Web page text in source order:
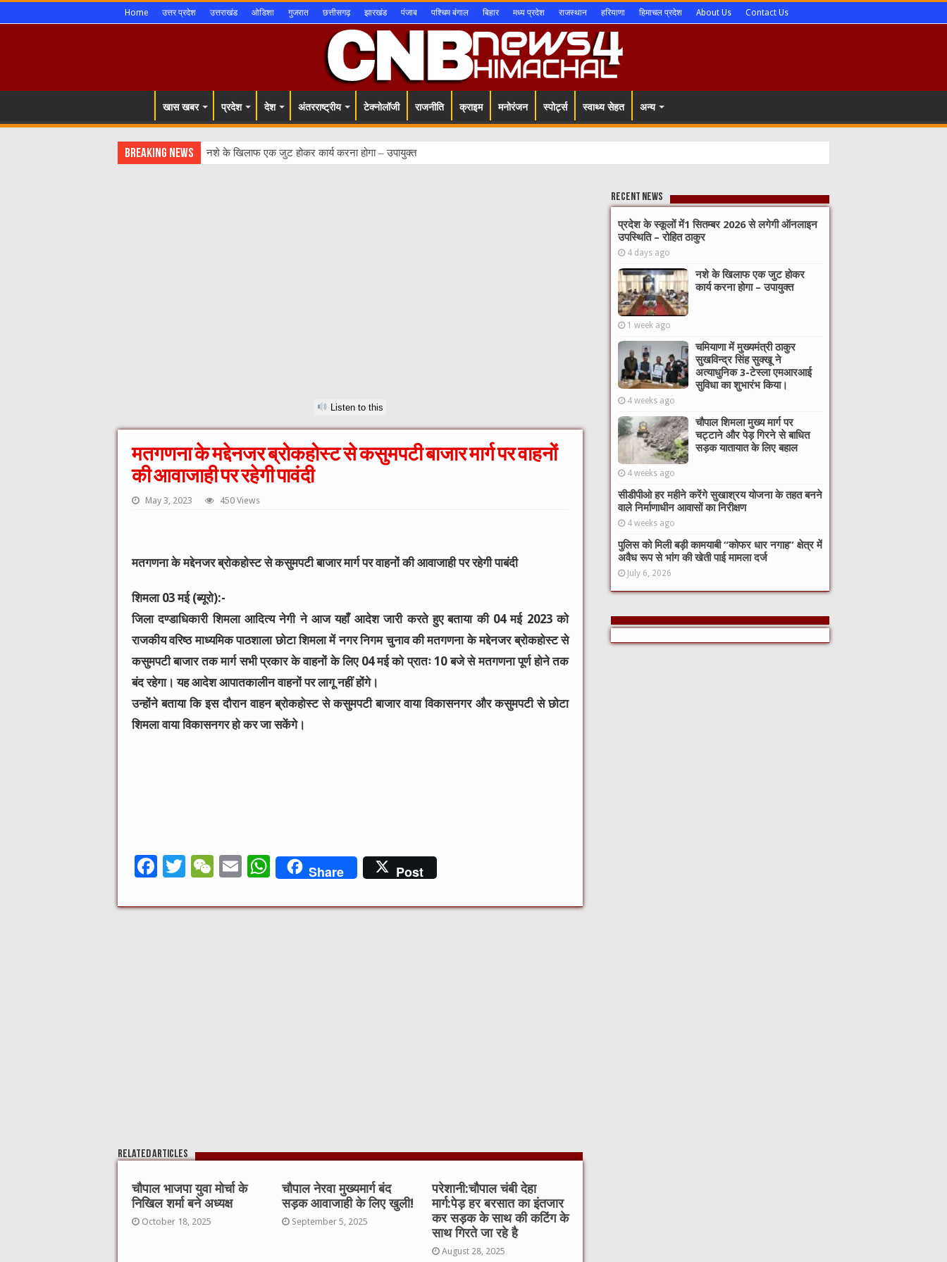
Home उत्तर प्रदेश उत्तराखंड ओडिशा गुजरात छत्तीसगढ़ झारखंड पंजाब पश्चिम बंगाल बिहार मध्य प्रदेश राजस्थान हरियाणा हिमाचल प्रदेश About Us Contact Us
खास खबर प्रदेश देश अंतरराष्ट्रीय टेक्नोलॉजी राजनीति क्राइम मनोरंजन स्पोर्ट्स स्वाथ्य सेहत अन्य
Breaking News नशे के खिलाफ एक जुट होकर कार्य करना होगा – उपायुक्त
Listen to this
मतगणना के मद्देनजर ब्रोकहोस्ट से कसुमपटी बाजार मार्ग पर वाहनों
की आवाजाही पर रहेगी पावंदी
May 3, 2023 450 Views
मतगणना के मद्देनजर ब्रोकहोस्ट से कसुमपटी बाजार मार्ग पर वाहनों की आवाजाही पर रहेगी पाबंदी
शिमला 03 मई (ब्यूरो):-
जिला दण्डाधिकारी शिमला आदित्य नेगी ने आज यहाँ आदेश जारी करते हुए बताया की 04 मई 2023 को
राजकीय वरिष्ठ माध्यमिक पाठशाला छोटा शिमला में नगर निगम चुनाव की मतगणना के मद्देनजर ब्रोकहोस्ट से
कसुमपटी बाजार तक मार्ग सभी प्रकार के वाहनों के लिए 04 मई को प्रातः 10 बजे से मतगणना पूर्ण होने तक
बंद रहेगा। यह आदेश आपातकालीन वाहनों पर लागू नहीं होंगे।
उन्होंने बताया कि इस दौरान वाहन ब्रोकहोस्ट से कसुमपटी बाजार वाया विकासनगर और कसुमपटी से छोटा
शिमला वाया विकासनगर हो कर जा सकेंगे।
F
c
T
it
W
C
E
ai
W
at
Share Post
Related Articles
चौपाल भाजपा युवा मोर्चा के
निखिल शर्मा बने अध्यक्ष
October 18, 2025
चौपाल नेरवा मुख्यमार्ग बंद
सड़क आवाजाही के लिए खुली!
September 5, 2025
परेशानी:चौपाल चंबी देहा
मार्ग:पेड़ हर बरसात का इंतजार
कर सड़क के साथ की कटिंग के
साथ गिरते जा रहे है
August 28, 2025
Recent News
प्रदेश के स्कूलों में1 सितम्बर 2026 से लगेगी ऑनलाइन
उपस्थिति – रोहित ठाकुर
4 days ago
नशे के खिलाफ एक जुट होकर
कार्य करना होगा – उपायुक्त
1 week ago
चमियाणा में मुख्यमंत्री ठाकुर
सुखविन्द्र सिंह सुक्खू ने
अत्याधुनिक 3-टेस्ला एमआरआई
सुविधा का शुभारंभ किया।
4 weeks ago
चौपाल शिमला मुख्य मार्ग पर
चट्टाने और पेड़ गिरने से बाधित
सड़क यातायात के लिए बहाल
4 weeks ago
सीडीपीओ हर महीने करेंगे सुखाश्रय योजना के तहत बनने
वाले निर्माणाधीन आवासों का निरीक्षण
4 weeks ago
पुलिस को मिली बड़ी कामयाबी “कोफर धार नगाह” क्षेत्र में
अवैध रूप से भांग की खेती पाई मामला दर्ज
July 6, 2026